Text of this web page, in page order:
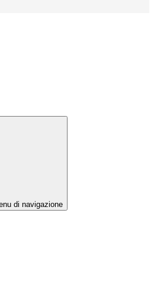
di navigazione